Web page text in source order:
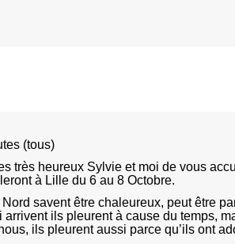
(tous)
très heureux Sylvie et moi de vous
à Lille du 6 au 8 Octobre.
Nord savent être chaleureux, peut être
arrivent ils pleurent à cause du temps,
ils pleurent aussi parce qu’ils ont